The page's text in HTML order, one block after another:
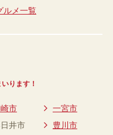
ルメ一覧
ります！
市
一宮市
井市
豊川市